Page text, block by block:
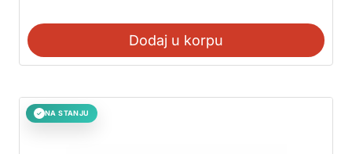
Dodaj u korpu
✓ NA STANJU